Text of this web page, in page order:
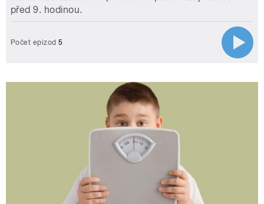
před 9. hodinou.
Počet epizod 5